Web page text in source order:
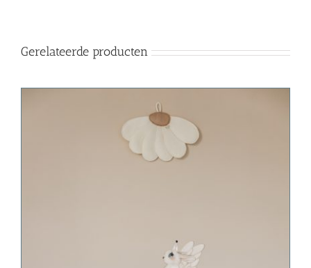
Gerelateerde producten